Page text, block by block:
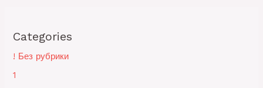
Categories
! Без рубрики
1